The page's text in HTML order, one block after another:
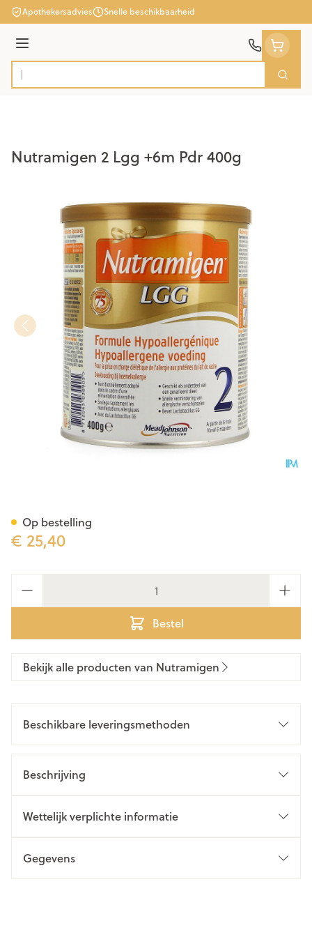
Ga naar de inhoud
Apothekersadvies Snelle beschikbaarheid
Menu
Product, merk, categorie... Zoek
Nutramigen 2 Lgg +6m Pdr 400g
€ 25,40
Bestel
Op bestelling
Bekijk alle producten van Nutramigen
Beschikbare leveringsmethoden
Beschrijving
Wettelijk verplichte informatie
Gegevens